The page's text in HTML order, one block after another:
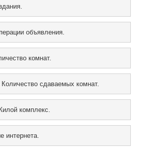
объявления.
комнат.
Количество сдаваемых комнат.
комплекс.
интернета.